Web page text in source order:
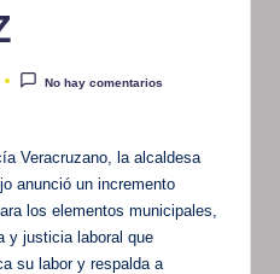
No hay comentarios
Veracruzano, la alcaldesa
anunció un incremento
los elementos municipales,
y justicia laboral que
su labor y respalda a